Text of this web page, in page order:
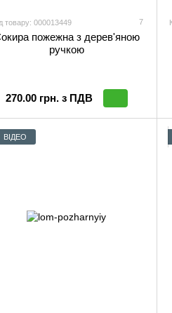
товару: 000013449 7
пожежна з дерев'яною
ручкою
270.00 грн. з ПДВ
ВІДЕО